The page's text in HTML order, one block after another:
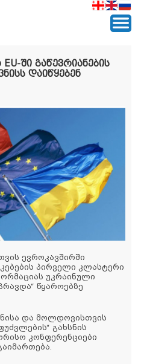
ში გაწევრიანების
დაიწყებენ
ევროკავშირში
პირველი კლასტერი
უკრაინული
წყაროებზე
და მოლდოვისთვის
გახსნის
კონფერენციები